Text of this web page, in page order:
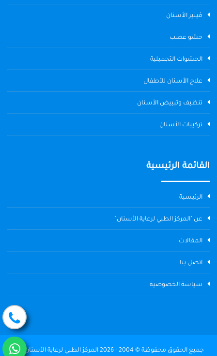
ڤينير الأسنان
حشو عصب
الحشوات التجميلية
علاج الأسنان للأطفال
تنظيف وتبييض الأسنان
تركيبات الأسنان
القائمة الرئيسية
الرئيسية
عن "المركز الطبي لرعاية الأسنان"
المقالات
اتصل بنا
سياسة الخصوصية
جميع الحقوق محفوظة © 2004 - 2026 المركز الطبي لرعاية الأسنان The